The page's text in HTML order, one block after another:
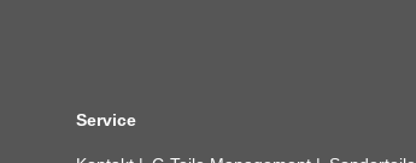
Service